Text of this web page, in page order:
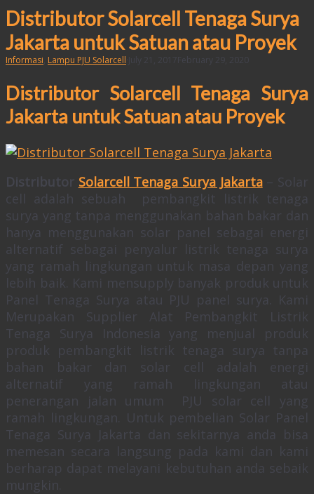
Distributor Solarcell Tenaga Surya
Jakarta untuk Satuan atau Proyek
Informasi, Lampu PJU Solarcell July 21, 2017February 29, 2020
Distributor Solarcell Tenaga Surya
Jakarta untuk Satuan atau Proyek
Distributor Solarcell Tenaga Surya Jakarta– Solar
cell adalah sebuah pembangkit listrik tenaga
surya yang tanpa menggunakan bahan bakar dan
hanya menggunakan solar panel sebagai energi
alternatif sebagai penyalur listrik tenaga surya
yang ramah lingkungan untuk masa depan yang
lebih baik. Kami mensupply banyak produk untuk
Panel Tenaga Surya atau PJU panel surya. Kami
Merupakan Supplier Alat Pembangkit Listrik
Tenaga Surya Indonesia yang menjual produk
produk pembangkit listrik tenaga surya tanpa
bahan bakar dan solar cell adalah energi
alternatif yang ramah lingkungan atau
penerangan jalan umum PJU solar cell yang
ramah lingkungan. Untuk pembelian Solar Panel
Tenaga Surya Jakarta dan sekitarnya anda bisa
memesan secara langsung pada kami dan kami
berharap dapat melayani kebutuhan anda sebaik
mungkin.